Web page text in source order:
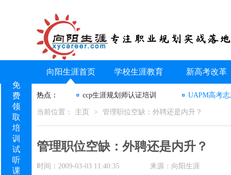
向阳生涯首页 学校生涯教育 新高考改革
热点： ccp生涯规划师认证培训 UAPM高考
当前位置： 主页 > 管理职位空缺：外聘还是内升？
管理职位空缺：外聘还是内升？
时间：2009-03-03 11:40:35 来源：向阳生涯
免
费
领
取
培
训
试
听
课